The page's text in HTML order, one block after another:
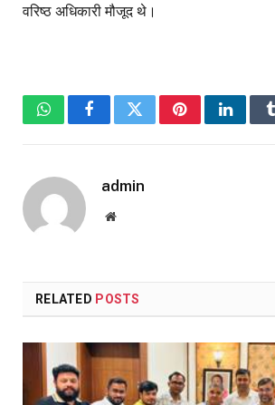
वरिष्ठ अधिकारी मौजूद थे।
WhatsAppFacebookTwitterPinterest
admin
Website
RELATED POSTS